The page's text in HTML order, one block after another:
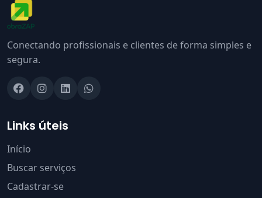
Conectando profissionais e clientes de forma simples e
segura.
Links úteis
Início
Buscar serviços
Cadastrar-se